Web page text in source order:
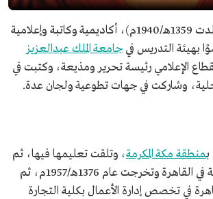
فاتنة أمين شاكر.
1940م.
مدينة جدة، منطقة مكة المكرمة.
بجامعة القاهرة.
ماجستير من جامعة تكساس بأمريكا.
دكتوراه من جامعة بوردو في ولاية إنديانا بأمريكا.
1359هـ/1940م)،
أكاديمية وكاتبة وإعلامية
بهيئة التدريس في جامعة الملك عبدالعزيز
الإعلامي رئيسة تحرير ومذيعة، وكتبت في
وشاركت في جهات تطوعية ولجان عدة.
منطقة مكة المكرمة، وتلقت تعليمها فيها، ثم
درست المرحلة الثانوية في القاهرة وتخرجت عام 1376هـ/1957م، ثم
في تخصص إدارة الأعمال بكلية التجارة